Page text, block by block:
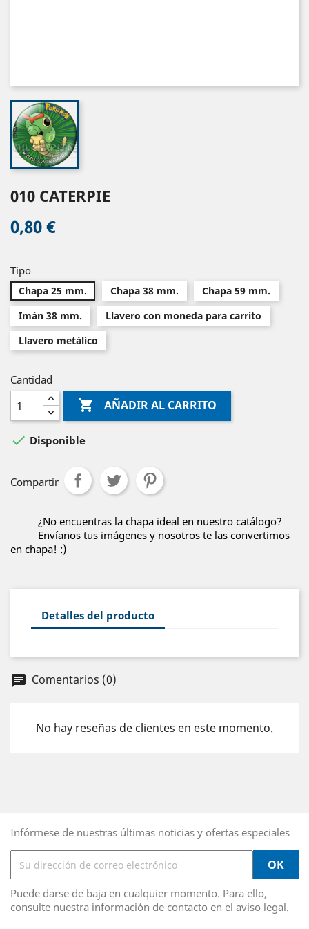
010 CATERPIE
0,80 €
Tipo
Chapa 25 mm. Chapa 38 mm.
Chapa 59 mm.
Imán 38 mm.
Llavero con moneda para carrito
Llavero metálico
Cantidad
 AÑADIR AL CARRITO
 Disponible
Compartir
¿No encuentras la chapa ideal en nuestro catálogo?
Envíanos tus imágenes y nosotros te las convertimos
en chapa! :)
Detalles del producto
chat Comentarios (0)
No hay reseñas de clientes en este momento.
Infórmese de nuestras últimas noticias y ofertas especiales
Puede darse de baja en cualquier momento. Para ello,
consulte nuestra información de contacto en el aviso legal.